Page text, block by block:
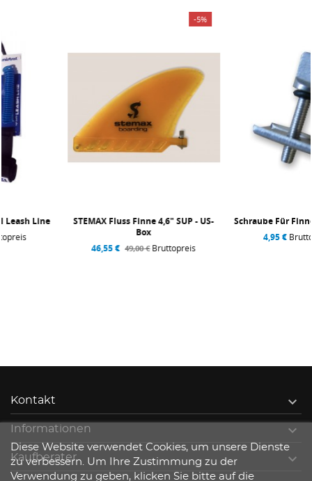
STEMAX Fluss Finne 4,6" SUP - US-
Bruttopreis
Schraube Für Finne Mit US-Box
Bruttopreis
Kontakt 
Informationen 
Kaufberater 
Diese Website verwendet Cookies, um unsere Dienste
zu verbessern. Um Ihre Zustimmung zu der
Verwendung zu geben, klicken Sie bitte auf die